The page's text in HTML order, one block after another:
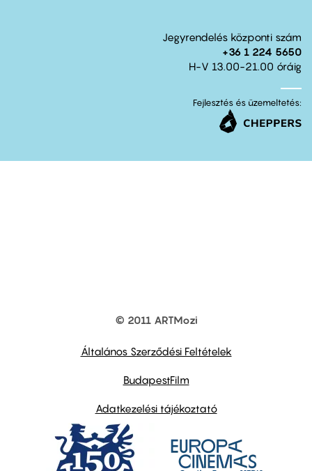
Jegyrendelés központi szám
+36 1 224 5650
H-V 13.00-21.00 óráig
Fejlesztés és üzemeltetés:
© 2011 ARTMozi
Általános Szerződési Feltételek
BudapestFilm
Adatkezelési tájékoztató